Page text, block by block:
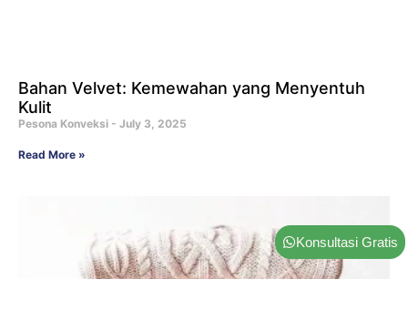
Bahan Velvet: Kemewahan yang Menyentuh
Kulit
Pesona Konveksi July 3, 2025
Read More »
Konsultasi Gratis